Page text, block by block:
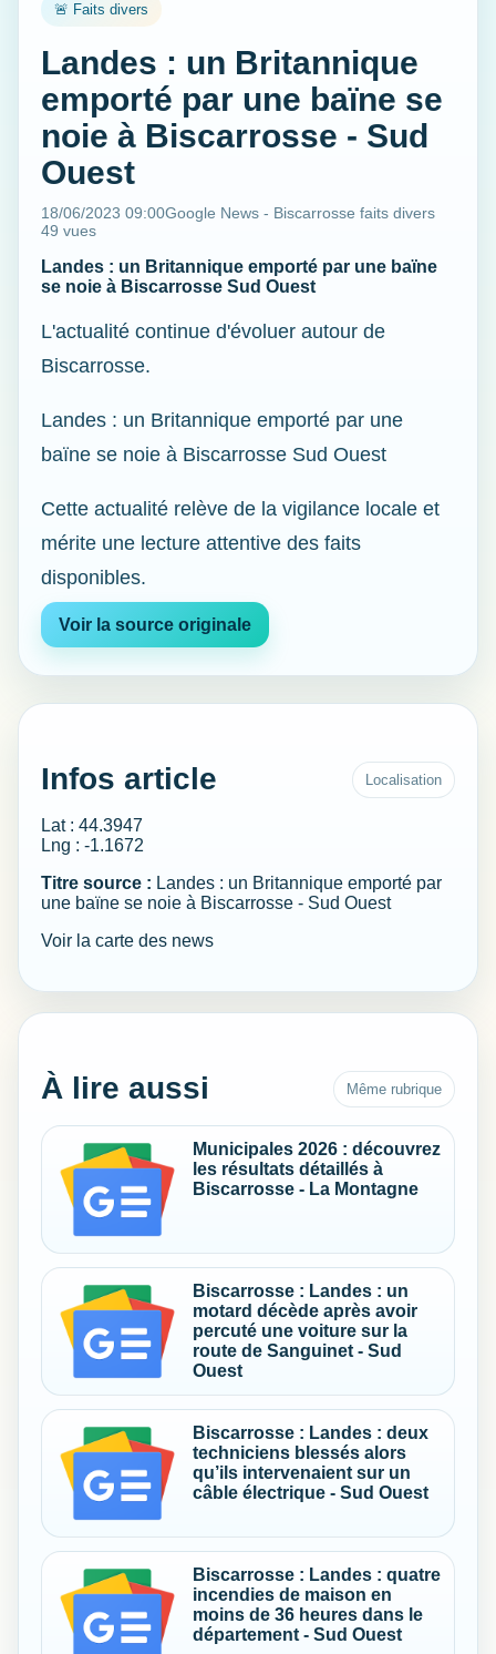
🚨 Faits divers
Landes : un Britannique
emporté par une baïne se
noie à Biscarrosse - Sud
Ouest
18/06/2023 09:00Google News - Biscarrosse faits divers
49 vues
Landes : un Britannique emporté par une baïne
se noie à Biscarrosse Sud Ouest
L'actualité continue d'évoluer autour de
Biscarrosse.
Landes : un Britannique emporté par une
baïne se noie à Biscarrosse Sud Ouest
Cette actualité relève de la vigilance locale et
mérite une lecture attentive des faits
disponibles.
Voir la source originale
Infos article Localisation
Lat : 44.3947
Lng : -1.1672
Titre source : Landes : un Britannique emporté par
une baïne se noie à Biscarrosse - Sud Ouest
Voir la carte des news
À lire aussi Même rubrique
Municipales 2026 : découvrez
les résultats détaillés à
Biscarrosse - La Montagne
Biscarrosse : Landes : un
motard décède après avoir
percuté une voiture sur la
route de Sanguinet - Sud
Ouest
Biscarrosse : Landes : deux
techniciens blessés alors
qu’ils intervenaient sur un
câble électrique - Sud Ouest
Biscarrosse : Landes : quatre
incendies de maison en
moins de 36 heures dans le
département - Sud Ouest